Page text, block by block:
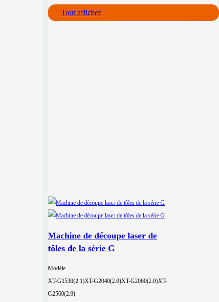
Tout afficher
Machine de découpe laser de
tôles de la série G
Modèle
XT-G1530(2.1)XT-G2040(2.0)XT-G2060(2.0)XT-
G2560(2.0)